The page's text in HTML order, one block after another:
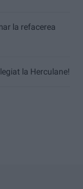
la refacerea
la Herculane!